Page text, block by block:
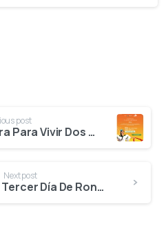
post
Neiva Se Prepara Para Vivir Dos Días De Rondas Clasificatorias: Entérese De Cómo Será La Programación
Next post
Neiva Vivió El Tercer Día De Ronda Clasificatoria